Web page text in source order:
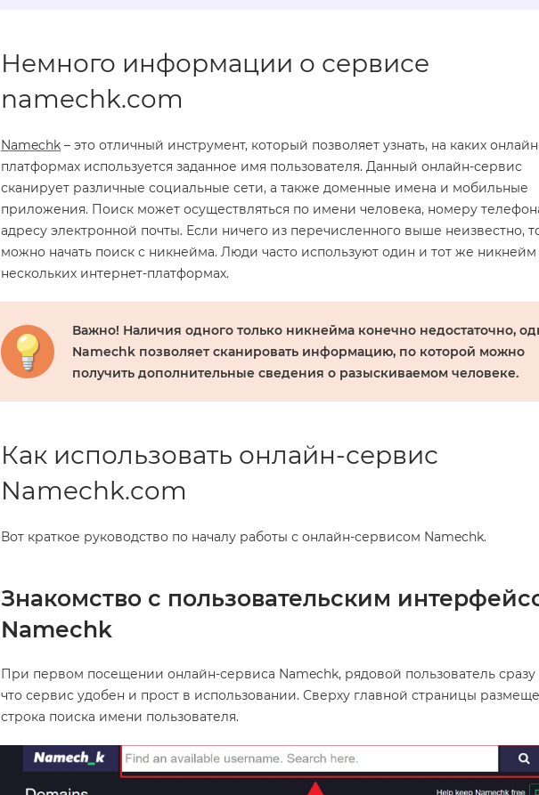
Немного информации о сервисе
namechk.com
Namechk – это отличный инструмент, который позволяет узнать, на каких
платформах используется заданное имя пользователя. Данный онлайн-сервис
сканирует различные социальные сети, а также доменные имена и мобильные
приложения. Поиск может осуществляться по имени человека, номеру
адресу электронной почты. Если ничего из перечисленного выше неизвестно,
можно начать поиск с никнейма. Люди часто используют один и тот же никнейм
нескольких интернет-платформах.
Важно! Наличия одного только никнейма конечно недостаточно,
Namechk позволяет сканировать информацию, по которой можно
получить дополнительные сведения о разыскиваемом человеке.
Как использовать онлайн-сервис
Namechk.com
Вот краткое руководство по началу работы с онлайн-сервисом Namechk.
Знакомство с пользовательским
Namechk
При первом посещении онлайн-сервиса Namechk, рядовой пользователь сразу
что сервис удобен и прост в использовании. Сверху главной страницы
строка поиска имени пользователя.